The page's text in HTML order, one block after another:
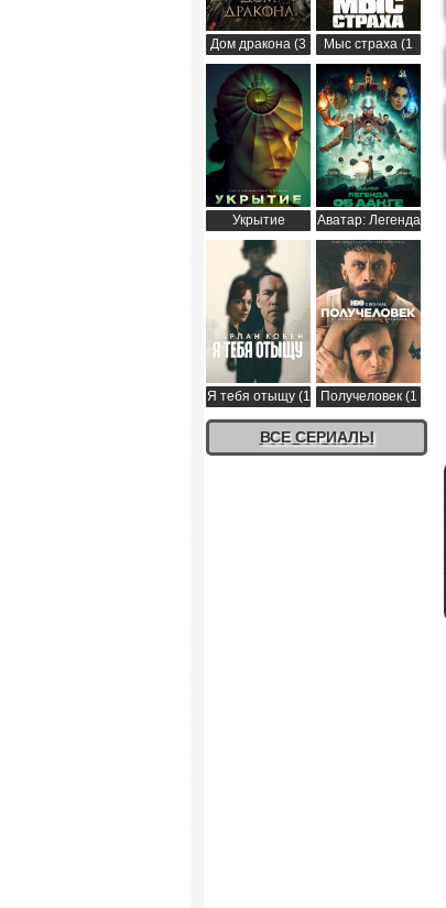
Дом дракона (3
сезон)
Мыс страха (1
сезон)
Укрытие
(Бункер) (3
сезон)
Аватар: Легенда
об Аанге (2
сезон)
Я тебя отыщу (1
сезон)
Получеловек (1
сезон)
ВСЕ СЕРИАЛЫ